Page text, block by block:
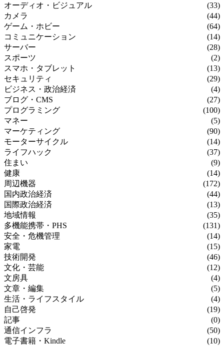
オーディオ・ビジュアル
(33)
カメラ
(44)
ゲーム・ホビー
(64)
コミュニケーション
(14)
サーバー
(28)
スポーツ
(2)
スマホ・タブレット
(13)
セキュリティ
(29)
ビジネス・政治経済
(4)
ブログ・CMS
(27)
プログラミング
(100)
マネー
(5)
マーケティング
(90)
モーターサイクル
(14)
ライフハック
(37)
住まい
(9)
健康
(14)
周辺機器
(172)
国内政治経済
(44)
国際政治経済
(13)
地域情報
(35)
多機能携帯・PHS
(131)
安全・危機管理
(14)
家電
(15)
技術開発
(46)
文化・芸能
(12)
文房具
(4)
文章・編集
(5)
生活・ライフスタイル
(4)
自己啓発
(19)
記事
(0)
通信インフラ
(50)
電子書籍・Kindle
(10)